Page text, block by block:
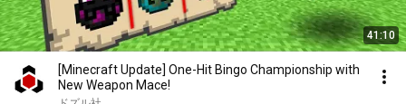
41:10
[Minecraft Update] One-Hit Bingo Championship with
New Weapon Mace!